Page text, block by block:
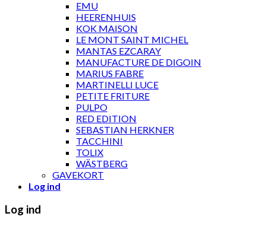
EMU
HEERENHUIS
KOK MAISON
LE MONT SAINT MICHEL
MANTAS EZCARAY
MANUFACTURE DE DIGOIN
MARIUS FABRE
MARTINELLI LUCE
PETITE FRITURE
PULPO
RED EDITION
SEBASTIAN HERKNER
TACCHINI
TOLIX
WÄSTBERG
GAVEKORT
Log ind
Log ind